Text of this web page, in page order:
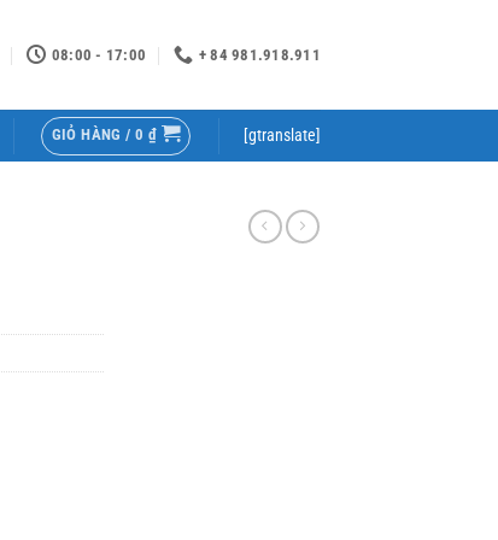
08:00 - 17:00 + 84 981.918.911
GIỎ HÀNG / 0 ₫ [gtranslate]